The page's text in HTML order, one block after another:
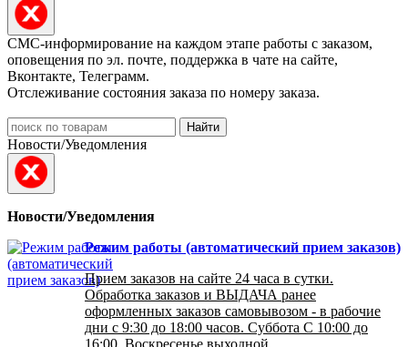
СМС-информирование на каждом этапе работы с заказом,
оповещения по эл. почте, поддержка в чате на сайте,
Вконтакте, Телеграмм.
Отслеживание состояния заказа по номеру заказа.
Найти
Новости/Уведомления
Новости/Уведомления
Режим работы (автоматический прием заказов)
Прием заказов на сайте 24 часа в сутки.
Обработка заказов и ВЫДАЧА ранее
оформленных заказов самовывозом - в рабочие
дни с 9:30 до 18:00 часов. Суббота С 10:00 до
16:00. Воскресенье выходной.